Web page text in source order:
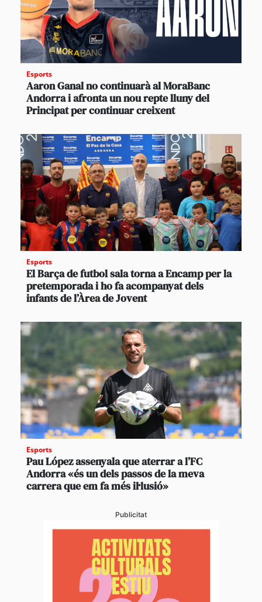
Esports
Aaron Ganal no continuarà al MoraBanc
Andorra i afronta un nou repte lluny del
Principat per continuar creixent
Esports
El Barça de futbol sala torna a Encamp per la
pretemporada i ho fa acompanyat dels
infants de l’Àrea de Jovent
Esports
Pau López assenyala que aterrar a l’FC
Andorra «és un dels passos de la meva
carrera que em fa més il·lusió»
Publicitat